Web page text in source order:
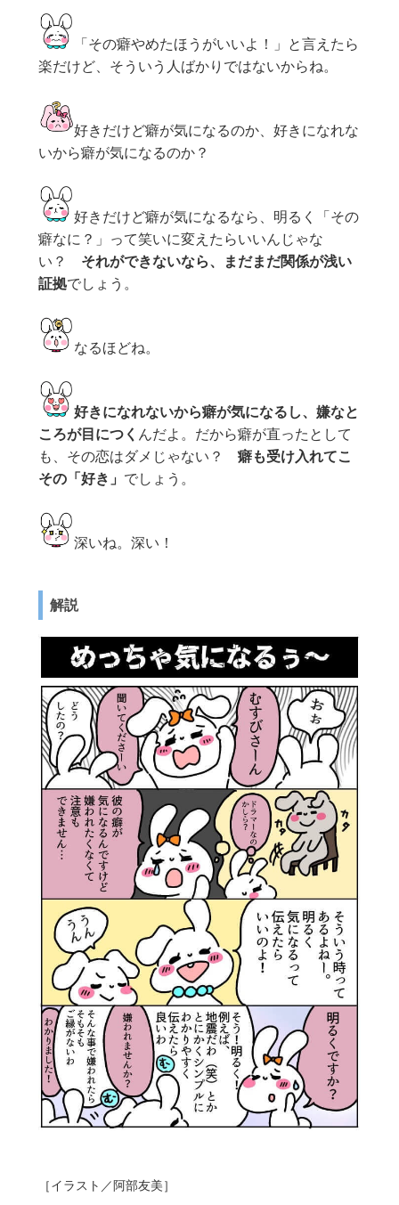
「その癖やめたほうがいいよ！」と言えたら
楽だけど、そういう人ばかりではないからね。
好きだけど癖が気になるのか、好きになれな
いから癖が気になるのか？
好きだけど癖が気になるなら、明るく「その
癖なに？」って笑いに変えたらいいんじゃな
い？ それができないなら、まだまだ関係が浅い
証拠でしょう。
なるほどね。
好きになれないから癖が気になるし、嫌なと
ころが目につく んだよ。だから癖が直ったとして
も、その恋はダメじゃない？癖も受け入れてこ
その「好き」 でしょう。
深いね。深い！
解説
［イラスト／阿部友美］